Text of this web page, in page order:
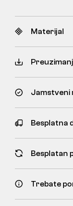
Materijal
Jamstveni
Besplatna
Besplatan
Trebate